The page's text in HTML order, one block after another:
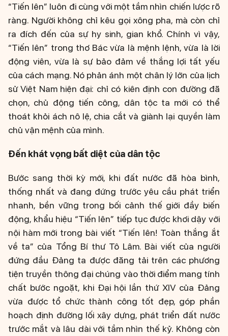
“Tiến lên” luôn đi cùng với một tầm nhìn chiến lược rõ
ràng. Người không chỉ kêu gọi xông pha, mà còn chỉ
ra đích đến của sự hy sinh, gian khổ. Chính vì vậy,
“Tiến lên” trong thơ Bác vừa là mệnh lệnh, vừa là lời
động viên, vừa là sự bảo đảm về thắng lợi tất yếu
của cách mạng. Nó phản ánh một chân lý lớn của lịch
sử Việt Nam hiện đại: chỉ có kiên định con đường đã
chọn, chủ động tiến công, dân tộc ta mới có thể
thoát khỏi ách nô lệ, chia cắt và giành lại quyền làm
chủ vận mệnh của mình.
Đến khát vọng bất diệt của dân tộc
Bước sang thời kỳ mới, khi đất nước đã hòa bình,
thống nhất và đang đứng trước yêu cầu phát triển
nhanh, bền vững trong bối cảnh thế giới đầy biến
động, khẩu hiệu “Tiến lên” tiếp tục được khơi dậy với
nội hàm mới trong bài viết “Tiến lên! Toàn thắng ắt
về ta” của Tổng Bí thư Tô Lâm. Bài viết của người
đứng đầu Đảng ta được đăng tải trên các phương
tiện truyền thông đại chúng vào thời điểm mang tính
chất bước ngoặt, khi Đại hội lần thứ XIV của Đảng
vừa được tổ chức thành công tốt đẹp, góp phần
hoạch định đường lối xây dựng, phát triển đất nước
trước mắt và lâu dài với tầm nhìn thế kỷ. Không còn